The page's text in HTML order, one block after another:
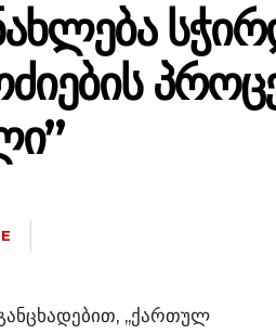
,,ქართულ